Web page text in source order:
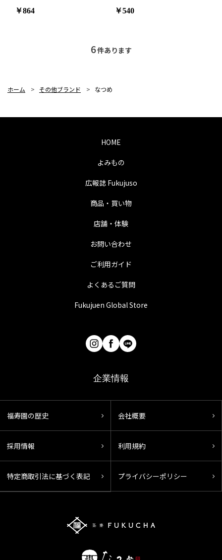
￥864 ￥540
6件あります
ホーム > その他ブランド > なつめ
HOME
よみもの
広報誌 Fukujuso
商品・買い物
店舗・体験
お問い合わせ
ご利用ガイド
よくあるご質問
Fukujuen Global Store
企業情報
福寿園の歴史 会社概要
採用情報 利用規約
特定商取引法に基づく表記 プライバシーポリシー